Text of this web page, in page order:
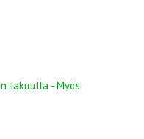
takuulla - Myös